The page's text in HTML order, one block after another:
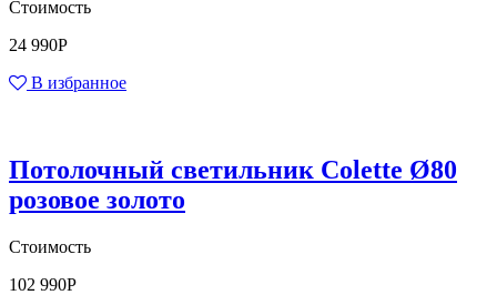
Стоимость
24 990Р
В избранное
Потолочный светильник Colette Ø80
розовое золото
Стоимость
102 990Р